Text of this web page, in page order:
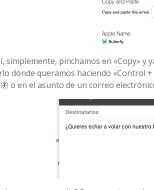
simplemente, pinchamos en «Copy»
dónde queramos haciendo «Control +
o en el asunto de un correo